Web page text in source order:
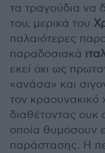
τα τραγούδια να
του, μερικά του
παλαιότερες
παραδοσιακά
εκεί όχι ως
«ανάσα» και
τον κραουνακικό
διαθέτοντας ουκ
οποία θυμόσουν
παράστασης. Η